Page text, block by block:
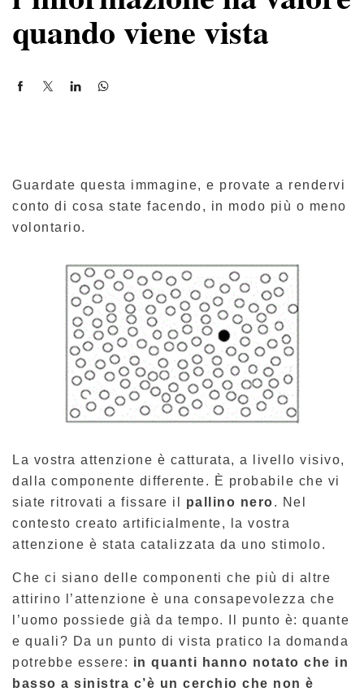
quando viene vista
Guardate questa immagine, e provate a rendervi
conto di cosa state facendo, in modo più o meno
volontario.
La vostra attenzione è catturata, a livello visivo,
dalla componente differente. È probabile che vi
siate ritrovati a fissare il pallino nero. Nel
contesto creato artificialmente, la vostra
attenzione è stata catalizzata da uno stimolo.
Che ci siano delle componenti che più di altre
attirino l’attenzione è una consapevolezza che
l’uomo possiede già da tempo. Il punto è: quante
e quali? Da un punto di vista pratico la domanda
potrebbe essere: in quanti hanno notato che in
basso a sinistra c’è un cerchio che non è